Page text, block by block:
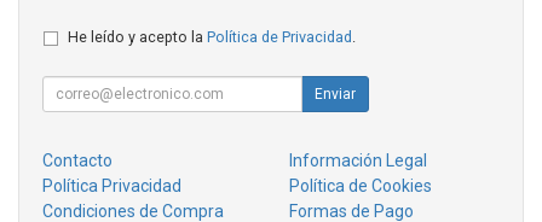
He leído y acepto la Política de Privacidad
Enviar
Contacto
Información Legal
Política Privacidad
Política de Cookies
Condiciones de Compra
Formas de Pago